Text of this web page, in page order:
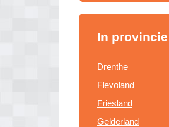
In provincie
Drenthe
Flevoland
Friesland
Gelderland